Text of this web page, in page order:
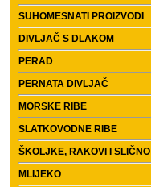
SUHOMESNATI PROIZVODI
DIVLJAČ S DLAKOM
PERAD
PERNATA DIVLJAČ
MORSKE RIBE
SLATKOVODNE RIBE
ŠKOLJKE, RAKOVI I SLIČNO
MLIJEKO